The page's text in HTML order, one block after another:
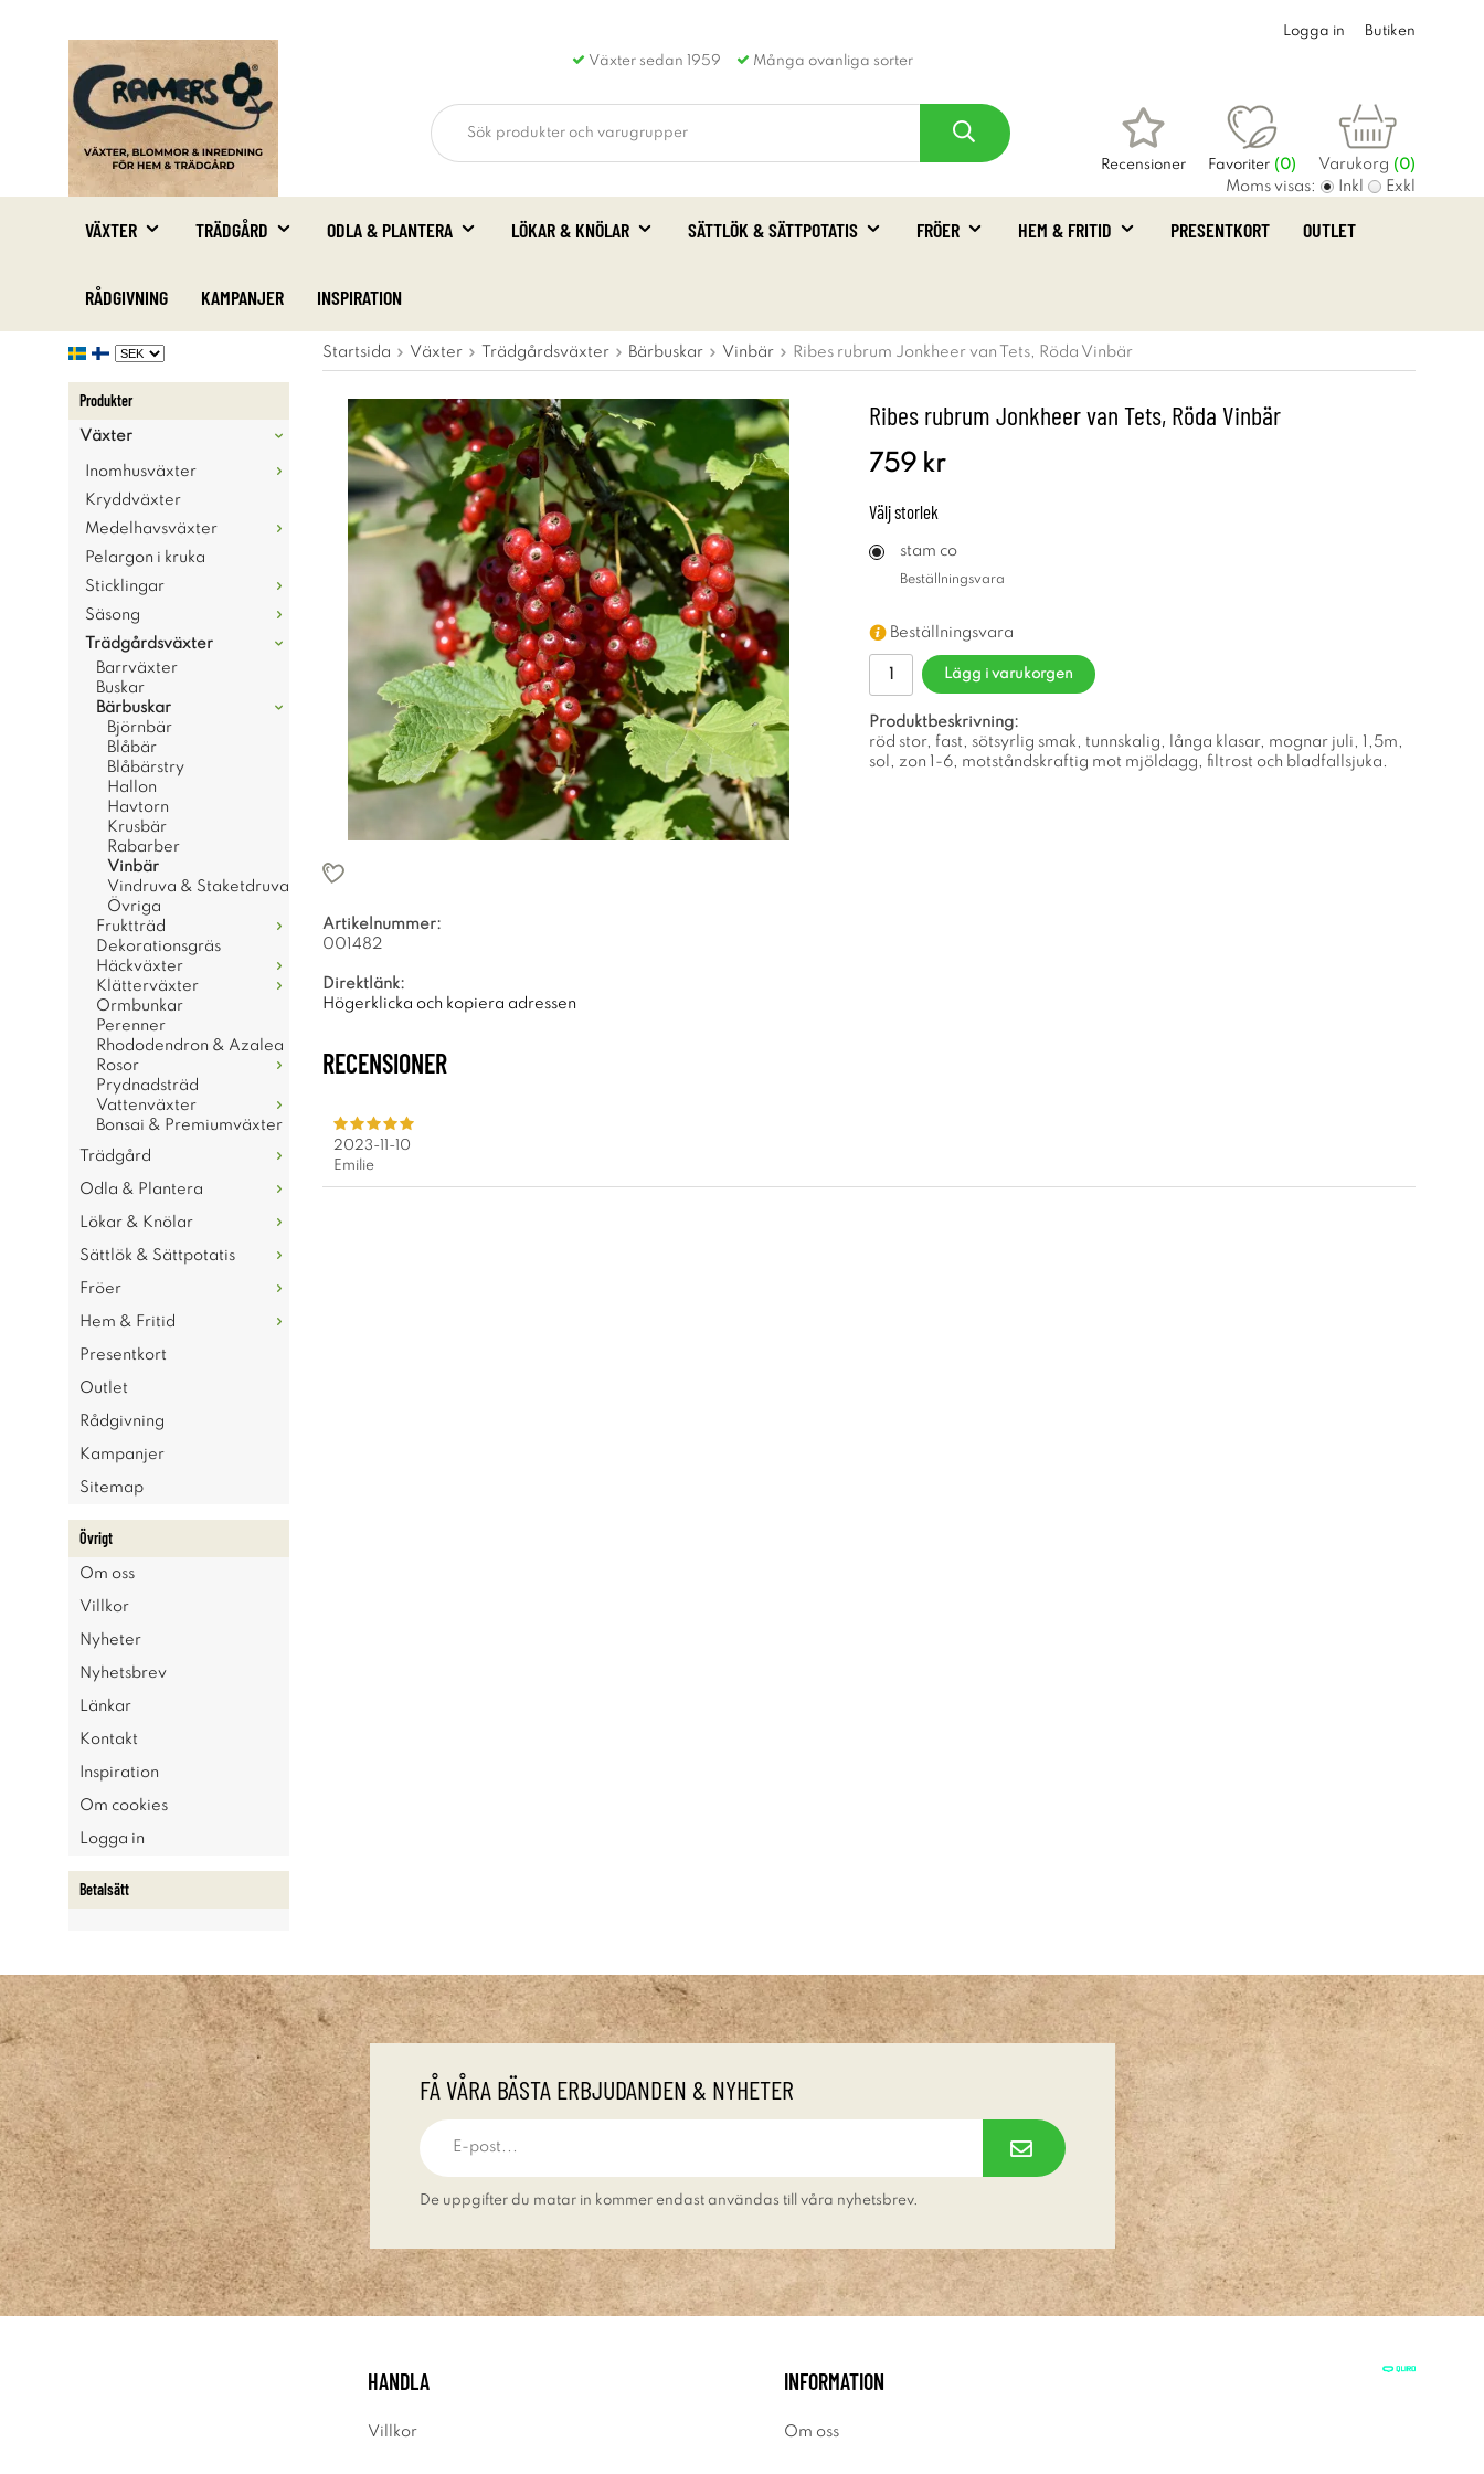
Växter sedan 1959 Många ovanliga sorter
Logga in Butiken
Recensioner Favoriter (0) Varukorg (0)
Moms visas: Inkl Exkl
VÄXTER TRÄDGÅRD ODLA & PLANTERA LÖKAR & KNÖLAR SÄTTLÖK & SÄTTPOTATIS FRÖER HEM & FRITID PRESENTKORT OUTLET
RÅDGIVNING KAMPANJER INSPIRATION
Produkter
Växter
Inomhusväxter
Kryddväxter
Medelhavsväxter
Pelargon i kruka
Sticklingar
Säsong
Trädgårdsväxter
Barrväxter
Buskar
Bärbuskar
Björnbär
Blåbär
Blåbärstry
Hallon
Havtorn
Krusbär
Rabarber
Vinbär
Vindruva & Staketdruva
Övriga
Fruktträd
Dekorationsgräs
Häckväxter
Klätterväxter
Ormbunkar
Perenner
Rhododendron & Azalea
Rosor
Prydnadsträd
Vattenväxter
Bonsai & Premiumväxter
Trädgård
Odla & Plantera
Lökar & Knölar
Sättlök & Sättpotatis
Fröer
Hem & Fritid
Presentkort
Outlet
Rådgivning
Kampanjer
Sitemap
Övrigt
Om oss
Villkor
Nyheter
Nyhetsbrev
Länkar
Kontakt
Inspiration
Om cookies
Logga in
Betalsätt
Startsida Växter Trädgårdsväxter Bärbuskar Vinbär Ribes rubrum Jonkheer van Tets, Röda Vinbär
Ribes rubrum Jonkheer van Tets, Röda Vinbär
759 kr
Väljstorlek
stam co
Beställningsvara
Beställningsvara
Lägg i varukorgen
Produktbeskrivning:
röd stor, fast, sötsyrlig smak, tunnskalig, långa klasar, mognar juli, 1,5m,
sol, zon 1-6, motståndskraftig mot mjöldagg, filtrost och bladfallsjuka.
Artikelnummer:
001482
Direktlänk:
Högerklicka och kopiera adressen
RECENSIONER
2023-11-10
Emilie
FÅ VÅRA BÄSTA ERBJUDANDEN & NYHETER
De uppgifter du matar in kommer endast användas till våra nyhetsbrev.
HANDLA
Villkor
INFORMATION
Om oss